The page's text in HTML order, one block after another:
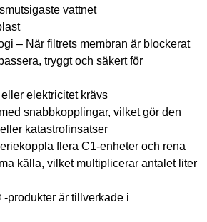
vattnet
– När filtrets membran är blockerat
tryggt och säkert för
elektricitet krävs
snabbkopplingar, vilket gör den
katastrofinsatser
flera C1-enheter och rena
källa, vilket multiplicerar antalet liter
produkter är tillverkade i